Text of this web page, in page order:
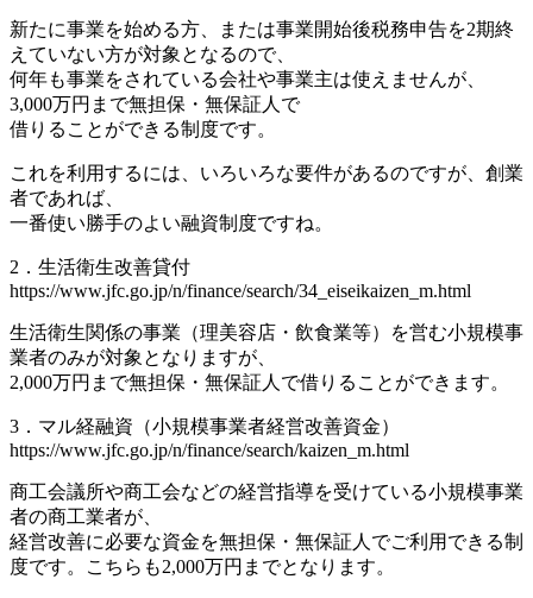
新たに事業を始める方、または事業開始後税務申告を2期終
えていない方が対象となるので、
何年も事業をされている会社や事業主は使えませんが、
3,000万円まで無担保・無保証人で
借りることができる制度です。
これを利用するには、いろいろな要件があるのですが、創業
者であれば、
一番使い勝手のよい融資制度ですね。
2．生活衛生改善貸付
https://www.jfc.go.jp/n/finance/search/34_eiseikaizen_m.html
生活衛生関係の事業（理美容店・飲食業等）を営む小規模事
業者のみが対象となりますが、
2,000万円まで無担保・無保証人で借りることができます。
3．マル経融資（小規模事業者経営改善資金）
https://www.jfc.go.jp/n/finance/search/kaizen_m.html
商工会議所や商工会などの経営指導を受けている小規模事業
者の商工業者が、
経営改善に必要な資金を無担保・無保証人でご利用できる制
度です。こちらも2,000万円までとなります。